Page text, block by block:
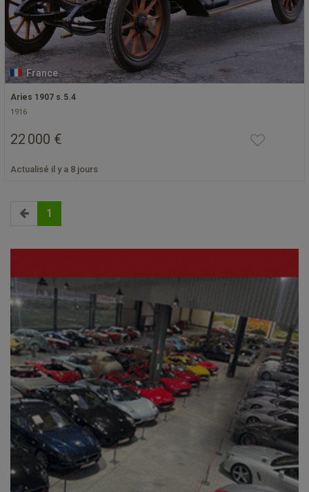
France
Aries 1907 s.5.4
1916
22 000 €
Actualisé il y a 8 jours
1